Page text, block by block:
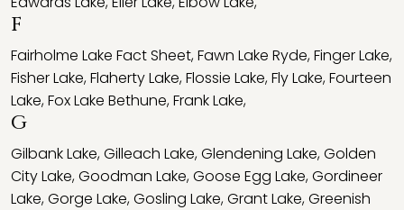
F
Fairholme Lake Fact Sheet,Fawn Lake Ryde,Finger Lake,
Fisher Lake,Flaherty Lake,Flossie Lake,Fly Lake,Fourteen
Lake,Fox Lake Bethune,Frank Lake,
G
Gilbank Lake,Gilleach Lake,Glendening Lake,Golden
City Lake,Goodman Lake,Goose Egg Lake,Gordineer
Lake,Gorge Lake,Gosling Lake,Grant Lake,Greenish